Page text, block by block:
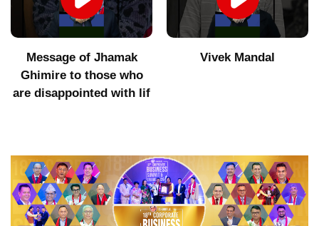
Message of Jhamak
Ghimire to those who
are disappointed with lif
Vivek Mandal